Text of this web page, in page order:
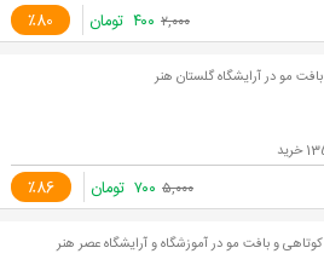
٪80 ۲,۰۰۰ ۴۰۰ تومان
بافت مو در آرایشگاه گلستان هنر
٪86 ۵,۰۰۰ ۷۰۰ تومان
کوتاهی و بافت مو در آموزشگاه و آرایشگاه عصر هنر